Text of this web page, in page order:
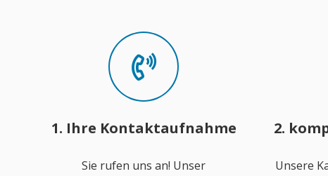
1. Ihre Kontaktaufnahme
Sie rufen uns an! Unser
2.
Unsere